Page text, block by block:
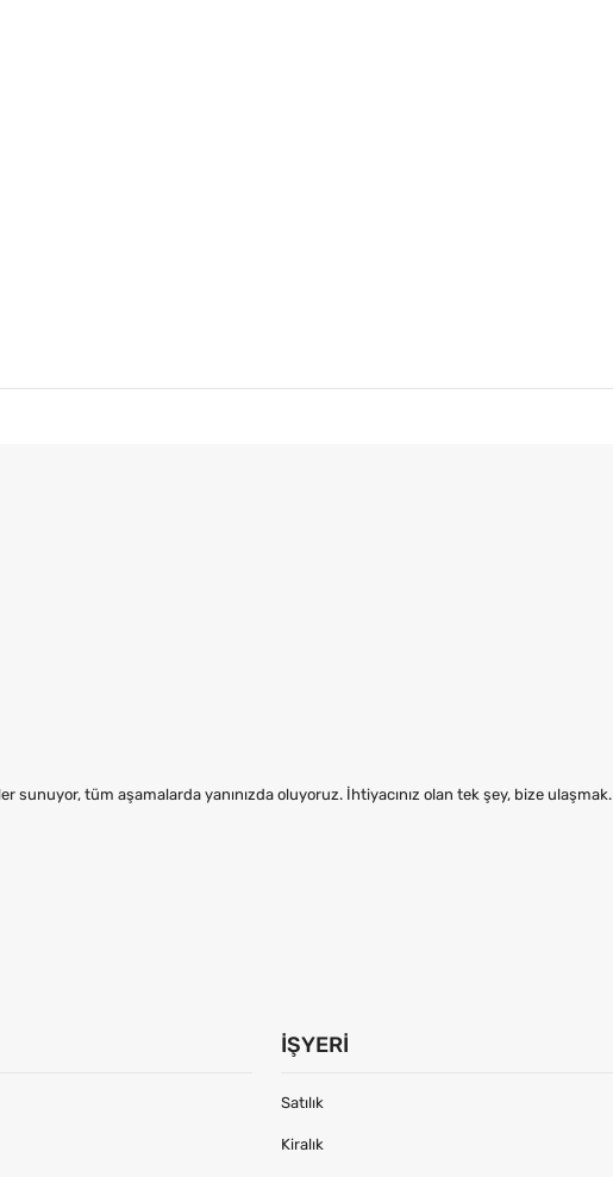
sunuyor, tüm aşamalarda yanınızda oluyoruz. İhtiyacınız olan tek şey, bize ulaşmak.
İŞYERI
Satılık
Kiralık